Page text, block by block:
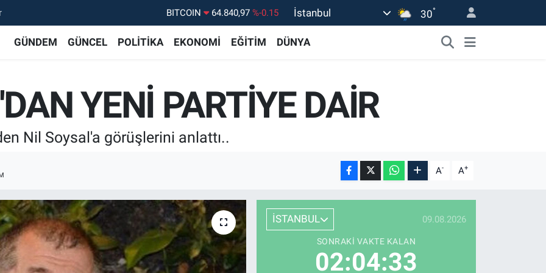
DOLAR
47,7436 %0.18
EURO
55,2510 %0.32
GRAM ALTIN
6660.55
%0
BİST100
İstanbul 30°
GÜNDEM GÜNCEL POLİTİKA EKONOMİ EĞİTİM DÜNYA
YENİ PARTİYE DAİR
Nil Soysal'a görüşlerini anlattı..
A- A+
İSTANBUL 09.08.2026
SONRAKI VAKTE KALAN
02:04:32